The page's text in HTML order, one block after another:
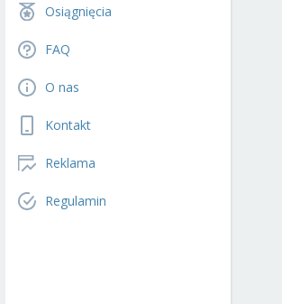
Osiągnięcia
FAQ
O nas
Kontakt
Reklama
Regulamin